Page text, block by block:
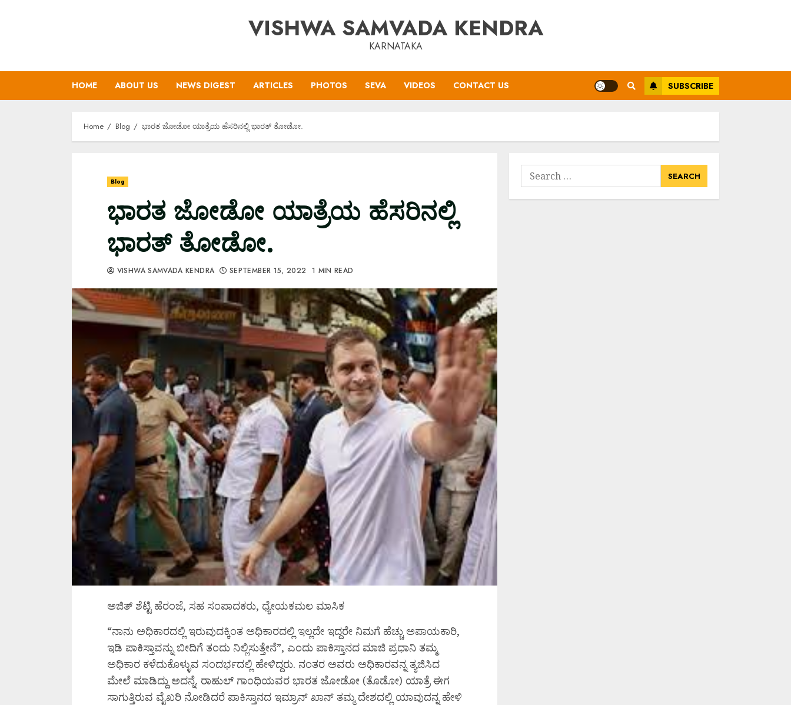
VISHWA SAMVADA KENDRA
KARNATAKA
HOME ABOUT US NEWS DIGEST ARTICLES PHOTOS SEVA VIDEOS CONTACT US SUBSCRIBE
Home Blog ಭಾರತ ಜೋಡೋ ಯಾತ್ರೆಯ ಹೆಸರಿನಲ್ಲಿ ಭಾರತ್‌ ತೋಡೋ.
Blog
ಭಾರತ ಜೋಡೋ ಯಾತ್ರೆಯ ಹೆಸರಿನಲ್ಲಿ
ಭಾರತ್‌ ತೋಡೋ.
VISHWA SAMVADA KENDRA SEPTEMBER 15, 2022 1 MIN READ
ಅಜಿತ್‌ ಶೆಟ್ಟಿ ಹೆರಂಜೆ, ಸಹ ಸಂಪಾದಕರು, ಧ್ಯೇಯಕಮಲ ಮಾಸಿಕ
“ನಾನು ಅಧಿಕಾರದಲ್ಲಿ ಇರುವುದಕ್ಕಿಂತ ಅಧಿಕಾರದಲ್ಲಿ ಇಲ್ಲದೇ ಇದ್ದರೇ ನಿಮಗೆ ಹೆಚ್ಚು ಅಪಾಯಕಾರಿ,
ಇಡಿ ಪಾಕಿಸ್ತಾವನ್ನು ಬೀದಿಗೆ ತಂದು ನಿಲ್ಲಿಸುತ್ತೇನೆ”, ಎಂದು ಪಾಕಿಸ್ತಾನದ ಮಾಜಿ ಪ್ರಧಾನಿ ತಮ್ಮ
ಅಧಿಕಾರ ಕಳೆದುಕೊಳ್ಳುವ ಸಂದರ್ಭದಲ್ಲಿ ಹೇಳಿದ್ದರು. ನಂತರ ಅವರು ಅಧಿಕಾರವನ್ನ ತ್ಯಜಿಸಿದ
ಮೇಲೆ ಮಾಡಿದ್ದು ಅದನ್ನೆ. ರಾಹುಲ್‌ ಗಾಂಧಿಯವರ ಭಾರತ ಜೋಡೋ (ತೊಡೋ) ಯಾತ್ರೆ ಈಗ
ಸಾಗುತ್ತಿರುವ ವೈಖರಿ ನೋಡಿದರೆ ಪಾಕಿಸ್ತಾನದ ಇಮ್ರಾನ್‌ ಖಾನ್‌ ತಮ್ಮ ದೇಶದಲ್ಲಿ ಯಾವುದನ್ನ ಹೇಳಿ
Search
for: